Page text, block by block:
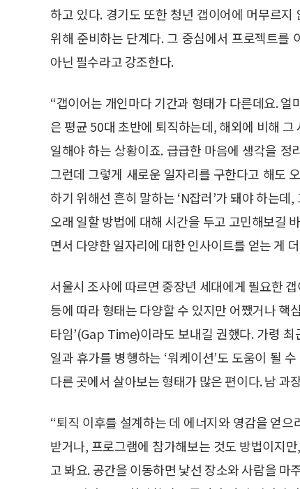
하고 있다. 경기도 또한 청년 갭이어에 머무르
위해 준비하는 단계다. 그 중심에서 프로젝트를
아닌 필수라고 강조한다.
“갭이어는 개인마다 기간과 형태가 다른데요.
은 평균 50대 초반에 퇴직하는데, 해외에 비해
일해야 하는 상황이죠. 급급한 마음에 생각을
그런데 그렇게 새로운 일자리를 구한다고 해도
하기 위해선 흔히 말하는 ‘N잡러’가 돼야 하는
오래 일할 방법에 대해 시간을 두고 고민해보길
면서 다양한 일자리에 대한 인사이트를 얻는 게
서울시 조사에 따르면 중장년 세대에게 필요한
등에 따라 형태는 다양할 수 있지만 어쨌거나 핵
타임’(Gap Time)이라도 보내길 권했다. 가령
일과 휴가를 병행하는 ‘워케이션’도 도움이 될
다른 곳에서 살아보는 형태가 많은 편이다. 남 과
“퇴직 이후를 설계하는 데 에너지와 영감을 얻
받거나, 프로그램에 참가해보는 것도 방법이지
고 봐요. 공간을 이동하면 낯선 장소와 사람을 마